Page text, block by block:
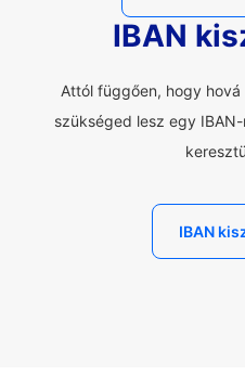
IBAN
Attól függően, hogy
szükséged lesz egy
IBAN